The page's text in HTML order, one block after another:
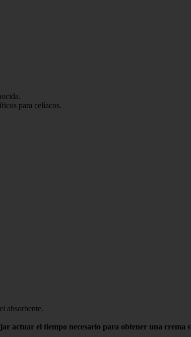
para celíacos.
absorbente.
actuar el tiempo necesario para obtener una crema